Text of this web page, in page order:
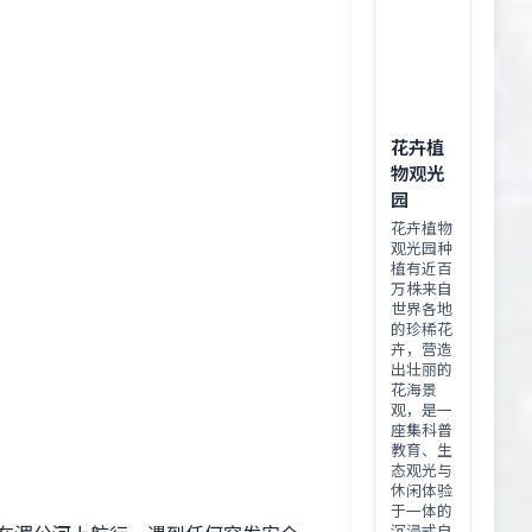
花卉植
物观光
园
花卉植物
观光园种
植有近百
万株来自
世界各地
的珍稀花
卉，营造
出壮丽的
花海景
观，是一
座集科普
教育、生
态观光与
休闲体验
于一体的